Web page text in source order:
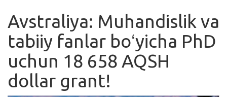
Ishlar
Kurslar
Blog
Yana
Avstraliya: Muhandislik va
tabiiy fanlar boʻyicha PhD
uchun 18 658 AQSH
dollar grant!